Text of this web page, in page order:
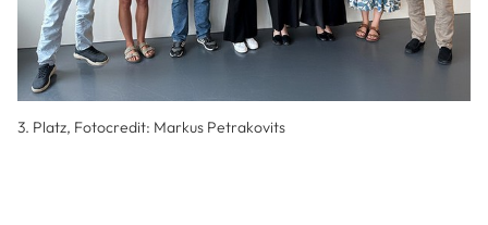
3. Platz, Fotocredit: Markus Petrakovits